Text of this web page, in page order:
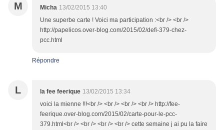
M Micha 13/02/2015 13:40
Une superbe carte ! Voici ma participation :<br /> <br />
http://papelicos.over-blog.com/2015/02/defi-379-chez-
pcc.html
Répondre
L la fee feerique 13/02/2015 13:34
voici la mienne !!!<br /> <br /> <br /> <br /> http://fee-
feerique.over-blog.com/2015/02/carte-pour-le-pcc-
379.html<br /> <br /> <br /> <br /> cette semaine j ai pu la faire